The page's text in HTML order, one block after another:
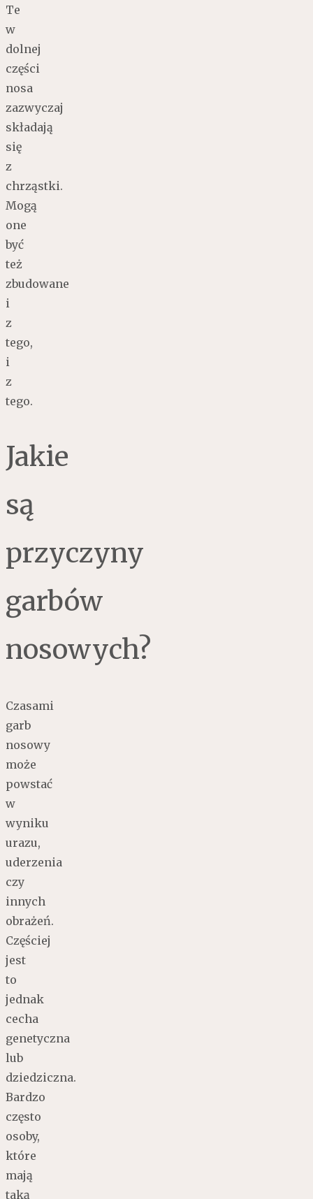
Te
w
dolnej
części
nosa
zazwyczaj
składają
się
z
chrząstki.
Mogą
one
być
też
zbudowane
i
z
tego,
i
z
tego.
Jakie
są
przyczyny
garbów
nosowych?
Czasami
garb
nosowy
może
powstać
w
wyniku
urazu,
uderzenia
czy
innych
obrażeń.
Częściej
jest
to
jednak
cecha
genetyczna
lub
dziedziczna.
Bardzo
często
osoby,
które
mają
taką